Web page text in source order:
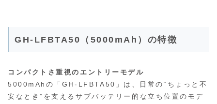
GH-LFBTA50（5000mAh）の特徴
コンパクトさ重視のエントリーモデル
5000mAhの「GH-LFBTA50」は、日常の“ちょっと不
安なとき”を支えるサブバッテリー的な立ち位置のモデ